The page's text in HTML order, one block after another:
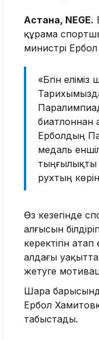
Астана, NEGE.
құрама
министрі
«Бүгін
биатлоннан
Ерболдың
медаль
рухтың
Өз кезегінде
алғысын
керектігін атап
алдағы
жетуге
Шара
Ербол
табыстады.